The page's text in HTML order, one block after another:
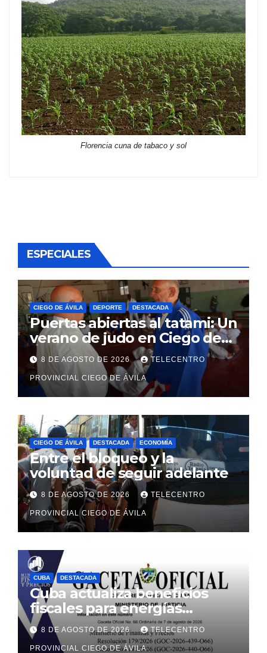
Florencia cuna de tabaco y sol
ESPECIALES
CIEGO DE ÁVILA DEPORTE DESTACADA
Puertas abiertas al tatami: Un
verano de judo en Ciego de
Ávila
8 DE AGOSTO DE 2026 TELECENTRO
PROVINCIAL CIEGO DE ÁVILA
CIEGO DE ÁVILA DESTACADA ECONOMÍA
Entre el bloqueo y la
voluntad de seguir adelante
8 DE AGOSTO DE 2026 TELECENTRO
PROVINCIAL CIEGO DE ÁVILA
CUBA DESTACADA
Cuba actualiza beneficios
fiscales para energías
renovables con alcance a
sectores estatal y no estatal
8 DE AGOSTO DE 2026 TELECENTRO
PROVINCIAL CIEGO DE ÁVILA